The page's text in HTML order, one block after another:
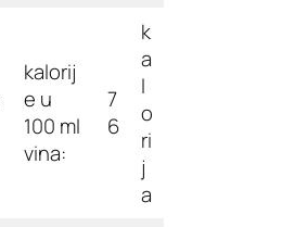
kalorij
e u
100 ml
vina:
7
6
k
a
l
o
ri
j
a